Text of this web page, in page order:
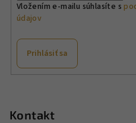
Vložením e-mailu súhlasíte s
údajov
Prihlásiť sa
Kontakt